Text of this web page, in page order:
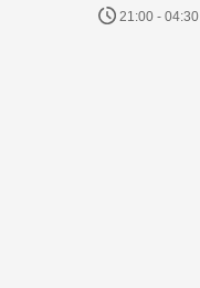
21:00 - 04:30